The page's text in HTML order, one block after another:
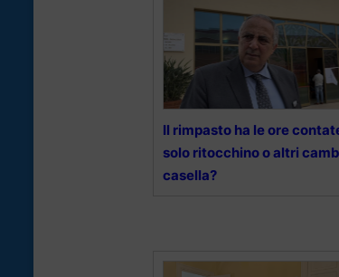
Il rimpasto ha le ore
solo ritocchino o altri
casella?